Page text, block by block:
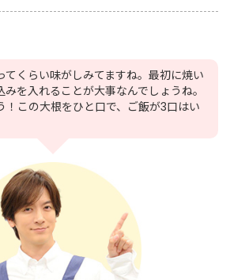
てくらい味がしみてますね。最初に焼い
を入れることが大事なんでしょうね。
！この大根をひと口で、ご飯が3口はい